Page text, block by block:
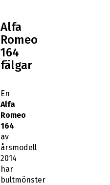
Alfa
Romeo
164
fälgar
En
Alfa
Romeo
164
av
årsmodell
2014
har
bultmönster